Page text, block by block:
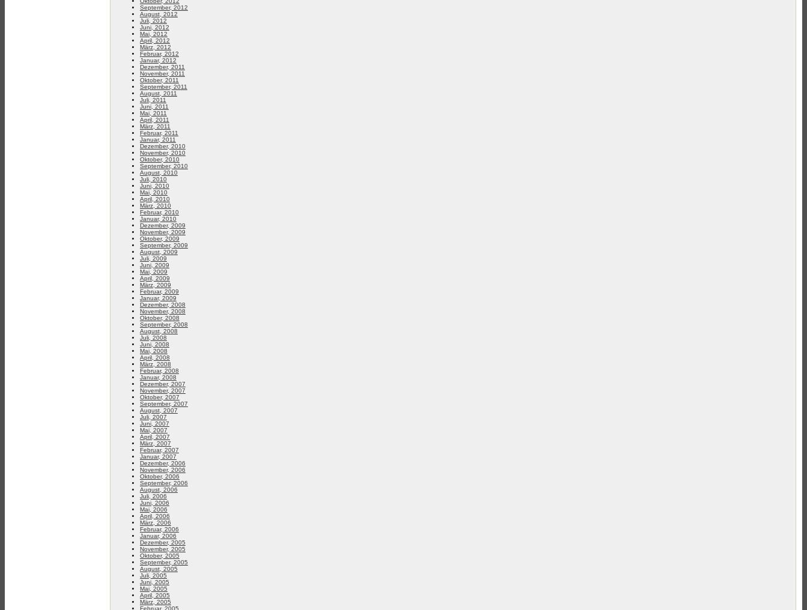
September, 2012
August, 2012
Juli, 2012
Juni, 2012
Mai, 2012
April, 2012
März, 2012
Februar, 2012
Januar, 2012
Dezember, 2011
November, 2011
Oktober, 2011
September, 2011
August, 2011
Juli, 2011
Juni, 2011
Mai, 2011
April, 2011
März, 2011
Februar, 2011
Januar, 2011
Dezember, 2010
November, 2010
Oktober, 2010
September, 2010
August, 2010
Juli, 2010
Juni, 2010
Mai, 2010
April, 2010
März, 2010
Februar, 2010
Januar, 2010
Dezember, 2009
November, 2009
Oktober, 2009
September, 2009
August, 2009
Juli, 2009
Juni, 2009
Mai, 2009
April, 2009
März, 2009
Februar, 2009
Januar, 2009
Dezember, 2008
November, 2008
Oktober, 2008
September, 2008
August, 2008
Juli, 2008
Juni, 2008
Mai, 2008
April, 2008
März, 2008
Februar, 2008
Januar, 2008
Dezember, 2007
November, 2007
Oktober, 2007
September, 2007
August, 2007
Juli, 2007
Juni, 2007
Mai, 2007
April, 2007
März, 2007
Februar, 2007
Januar, 2007
Dezember, 2006
November, 2006
Oktober, 2006
September, 2006
August, 2006
Juli, 2006
Juni, 2006
Mai, 2006
April, 2006
März, 2006
Februar, 2006
Januar, 2006
Dezember, 2005
November, 2005
Oktober, 2005
September, 2005
August, 2005
Juli, 2005
Juni, 2005
Mai, 2005
April, 2005
März, 2005
Februar, 2005